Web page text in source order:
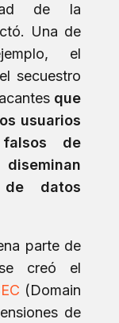
de la
Una de
el
secuestro
que
usuarios
de
datos
parte de
creó el
(Domain
de